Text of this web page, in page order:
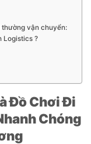
thường vận chuyển:
Logistics ?
Đồ Chơi Đi
Chóng